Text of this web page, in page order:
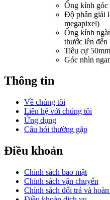
Ống kính góc
Độ phân giải
megapixel)
Ống kính
thước lên đến
Tiêu cự
Góc nhìn
Thông tin
Về chúng tôi
Liên hệ với chúng tôi
Ứng dụng
Câu hỏi thường gặp
Điều khoản
Chính sách bảo mật
Chính sách vận chuyển
Chính sách đổi trả và